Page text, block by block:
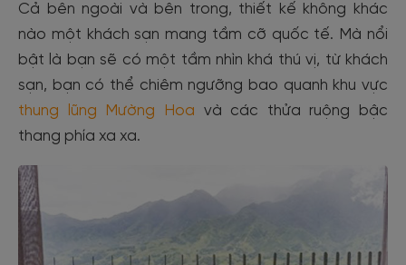
Cả bên ngoài và bên trong, thiết kế không khác
nào một khách sạn mang tầm cỡ quốc tế. Mà nổi
bật là bạn sẽ có một tầm nhìn khá thú vị, từ khách
sạn, bạn có thể chiêm ngưỡng bao quanh khu vực
thung lũng Mường Hoa và các thửa ruộng bậc
thang phía xa xa.